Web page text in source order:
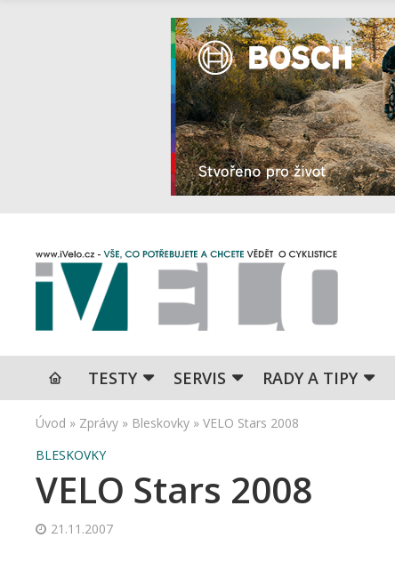
TESTY SERVIS RADY A TIPY
Úvod » Zprávy » Bleskovky » VELO Stars 2008
BLESKOVKY
VELO Stars 2008
21.11.2007